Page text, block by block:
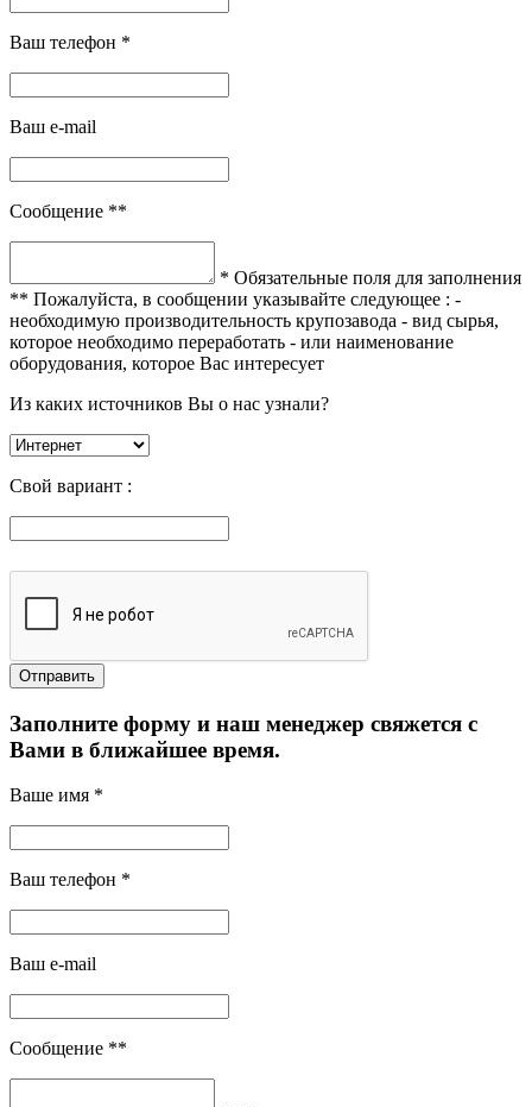
Ваш телефон *
Ваш e-mail
Сообщение **
* Обязательные поля для заполнения
** Пожалуйста, в сообщении указывайте следующее : -
необходимую производительность крупозавода - вид сырья,
которое необходимо переработать - или наименование
оборудования, которое Вас интересует
Из каких источников Вы о нас узнали?
Свой вариант :
Заполните форму и наш менеджер свяжется с
Вами в ближайшее время.
Ваше имя *
Ваш телефон *
Ваш e-mail
Сообщение **